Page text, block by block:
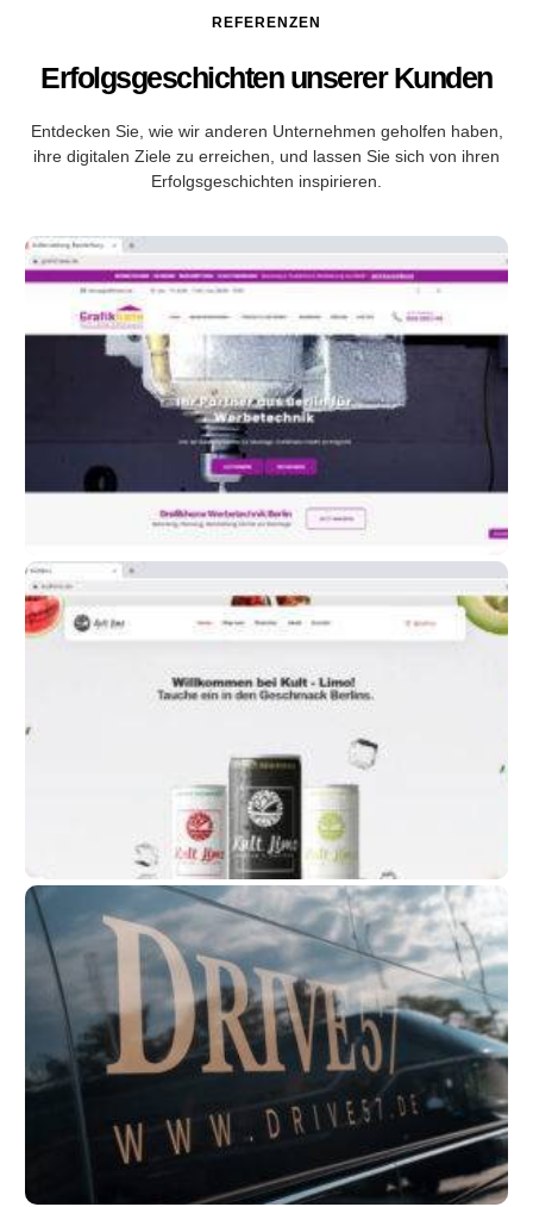
REFERENZEN
Erfolgsgeschichten unserer Kunden
Entdecken Sie, wie wir anderen Unternehmen geholfen haben,
ihre digitalen Ziele zu erreichen, und lassen Sie sich von ihren
Erfolgsgeschichten inspirieren.